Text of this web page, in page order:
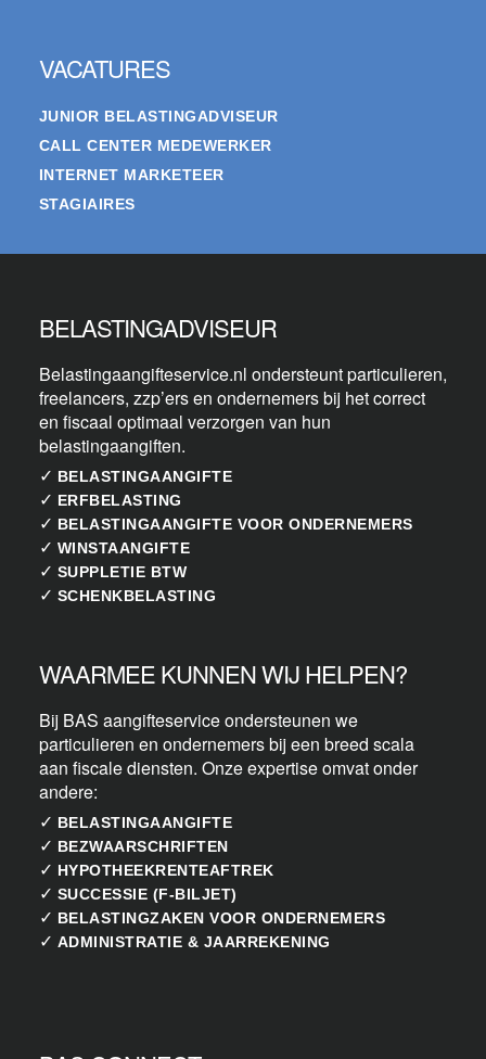
VACATURES
JUNIOR BELASTINGADVISEUR
CALL CENTER MEDEWERKER
INTERNET MARKETEER
STAGIAIRES
BELASTINGADVISEUR
Belastingaangifteservice.nl ondersteunt particulieren,
freelancers, zzp’ers en ondernemers bij het correct
en fiscaal optimaal verzorgen van hun
belastingaangiften.
✓ BELASTINGAANGIFTE
✓ ERFBELASTING
✓ BELASTINGAANGIFTE VOOR ONDERNEMERS
✓ WINSTAANGIFTE
✓ SUPPLETIE BTW
✓ SCHENKBELASTING
WAARMEE KUNNEN WIJ HELPEN?
Bij BAS aangifteservice ondersteunen we
particulieren en ondernemers bij een breed scala
aan fiscale diensten. Onze expertise omvat onder
andere:
✓ BELASTINGAANGIFTE
✓ BEZWAARSCHRIFTEN
✓ HYPOTHEEKRENTEAFTREK
✓ SUCCESSIE (F-BILJET)
✓ BELASTINGZAKEN VOOR ONDERNEMERS
✓ ADMINISTRATIE & JAARREKENING